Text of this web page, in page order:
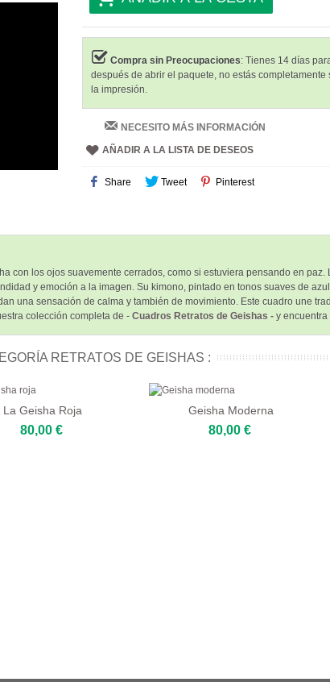
Compra sin Preocupaciones: Tienes 14 días
después de abrir el paquete, no estás
la impresión.
NECESITO MÁS INFORMACIÓN
AÑADIR A LA LISTA DE DESEOS
Share Tweet Pinterest
con los ojos suavemente cerrados, como si estuviera pensando en
y emoción a la imagen. Su kimono, pintado en tonos suaves de
una sensación de calma y también de movimiento. Este cuadro une
colección completa de - Cuadros Retratos de Geishas - y encuentra
RETRATOS DE GEISHAS :
La Geisha Roja
80,00 €
Geisha Moderna
80,00 €